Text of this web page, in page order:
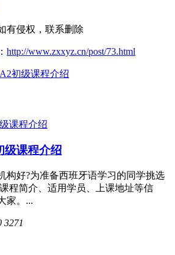
有侵权，联系删除
http://www.zxxyz.cn/post/73.html
初级课程介绍
级课程介绍
构好?为准备西班牙语学习的同学挑选
程简介、适用学员、上课地址等信
家。...
3271